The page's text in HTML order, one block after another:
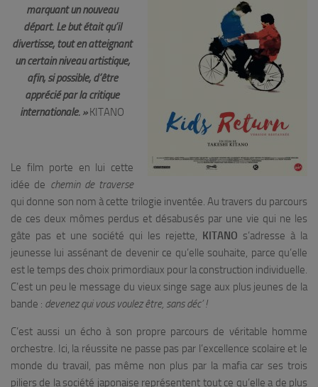
marquant un nouveau
départ. Le but était qu’il
divertisse, tout en atteignant
un certain niveau artistique,
afin, si possible, d’être
apprécié par la critique
internationale. » KITANO
Le film porte en lui cette
idée de chemin de traverse
qui donne son nom à cette trilogie inventée. Au travers du parcours
de ces deux mômes perdus et désabusés par une vie qui ne les
gâte pas et une société qui les rejette, KITANO s’adresse à la
jeunesse lui assénant de devenir ce qu’elle souhaite, parce qu’elle
est le temps des choix primordiaux pour la construction individuelle.
C’est un peu le message du vieux singe sage aux plus jeunes de la
bande : devenez qui vous voulez être, sans déc’ !
C’est aussi un écho à son propre parcours de véritable homme
orchestre. Ici, la réussite ne passe pas par l’excellence scolaire et le
monde du travail, pas même non plus par la mafia car ses trois
piliers de la société japonaise représentent tout ce qu’elle a de plus